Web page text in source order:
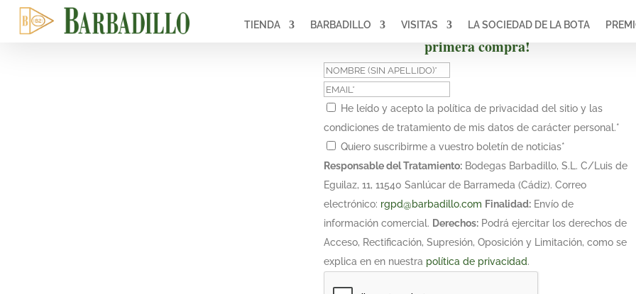
¡Suscríbete y obtén un 10% de descuento en tu
primera compra!
He leído y acepto la política de privacidad del sitio y las
condiciones de tratamiento de mis datos de carácter personal.*
Quiero suscribirme a vuestro boletín de noticias*
Responsable del Tratamiento: Bodegas Barbadillo, S.L. C/Luis de
Eguilaz, 11, 11540 Sanlúcar de Barrameda (Cádiz). Correo
electrónico: rgpd@barbadillo.com Finalidad: Envío de
información comercial. Derechos: Podrá ejercitar los derechos de
Acceso, Rectificación, Supresión, Oposición y Limitación, como se
explica en en nuestra política de privacidad.
TIENDA BARBADILLO VISITAS LA SOCIEDAD DE LA BOTA